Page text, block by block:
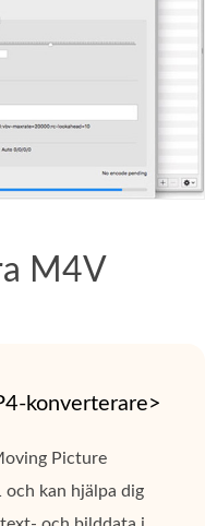
M4V
konverterare>
Picture
och kan hjälpa dig